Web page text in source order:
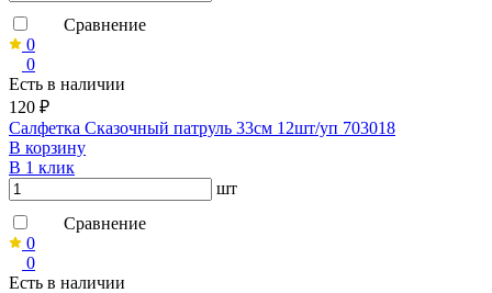
Сравнение
0
0
Есть в наличии
120 ₽
Салфетка Сказочный патруль 33см 12шт/уп 703018
В корзину
В 1 клик
шт
Сравнение
0
0
Есть в наличии